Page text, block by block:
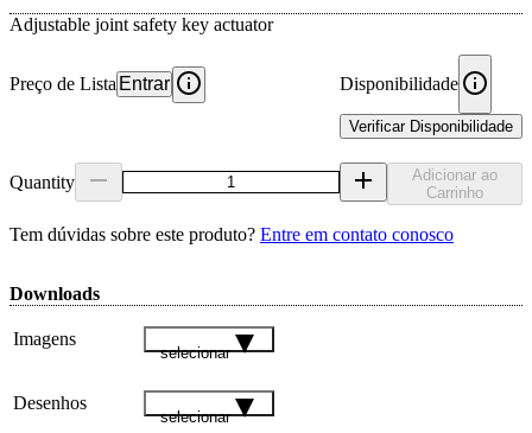
Adjustable joint safety key actuator
Preço de Lista Entrar Disponibilidade
Verificar Disponibilidade
Quantity
Adicionar ao
Carrinho
Tem dúvidas sobre este produto? Entre em contato conosco
Downloads
Imagens
selecionar
Desenhos
selecionar